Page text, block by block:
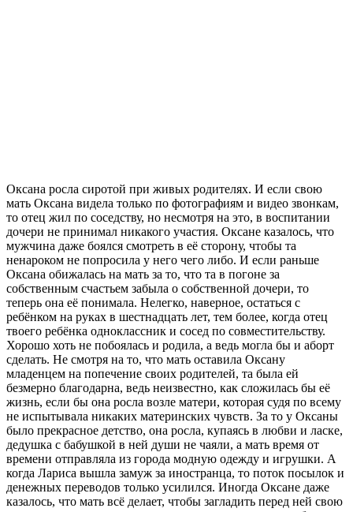
Оксана росла сиротой при живых родителях. И если свою
мать Оксана видела только по фотографиям и видео звонкам,
то отец жил по соседству, но несмотря на это, в воспитании
дочери не принимал никакого участия. Оксане казалось, что
мужчина даже боялся смотреть в её сторону, чтобы та
ненароком не попросила у него чего либо. И если раньше
Оксана обижалась на мать за то, что та в погоне за
собственным счастьем забыла о собственной дочери, то
теперь она её понимала. Нелегко, наверное, остаться с
ребёнком на руках в шестнадцать лет, тем более, когда отец
твоего ребёнка одноклассник и сосед по совместительству.
Хорошо хоть не побоялась и родила, а ведь могла бы и аборт
сделать. Не смотря на то, что мать оставила Оксану
младенцем на попечение своих родителей, та была ей
безмерно благодарна, ведь неизвестно, как сложилась бы её
жизнь, если бы она росла возле матери, которая судя по всему
не испытывала никаких материнских чувств. За то у Оксаны
было прекрасное детство, она росла, купаясь в любви и ласке,
дедушка с бабушкой в ней души не чаяли, а мать время от
времени отправляла из города модную одежду и игрушки. А
когда Лариса вышла замуж за иностранца, то поток посылок и
денежных переводов только усилился. Иногда Оксане даже
казалось, что мать всё делает, чтобы загладить перед ней свою